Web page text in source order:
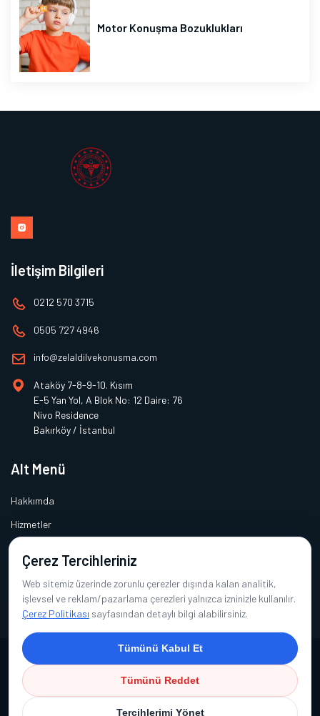
Motor Konuşma Bozuklukları
İletişim Bilgileri
0212 570 3715
0505 727 4946
info@zelaldilvekonusma.com
Ataköy 7-8-9-10. Kısım
E-5 Yan Yol, A Blok No: 12 Daire: 76
Nivo Residence
Bakırköy / İstanbul
Alt Menü
Hakkımda
Hizmetler
Sıkça Sorulan Sorular
İletişim
Copyright © 2026 Dil ve Konuşma Terapisti Nergis Türköz Tekin | Tüm
Hakları Saklıdır.
Çerez Tercihleriniz
Web sitemiz üzerinde zorunlu çerezler dışında kalan analitik,
işlevsel ve reklam/pazarlama çerezleri yalnızca izninizle kullanılır.
Çerez Politikası sayfasından detaylı bilgi alabilirsiniz.
Tümünü Kabul Et
Tümünü Reddet
Tercihlerimi Yönet